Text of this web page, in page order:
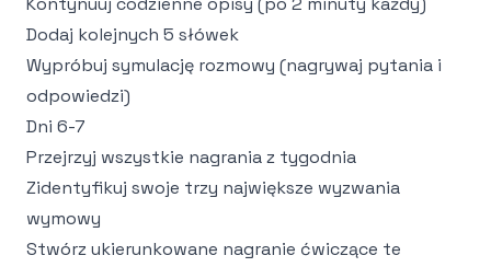
Dodaj kolejnych 5 słówek
Wypróbuj symulację rozmowy (nagrywaj pytania i
odpowiedzi)
Dni 6-7
Przejrzyj wszystkie nagrania z tygodnia
Zidentyfikuj swoje trzy największe wyzwania
wymowy
Stwórz ukierunkowane nagranie ćwiczące te